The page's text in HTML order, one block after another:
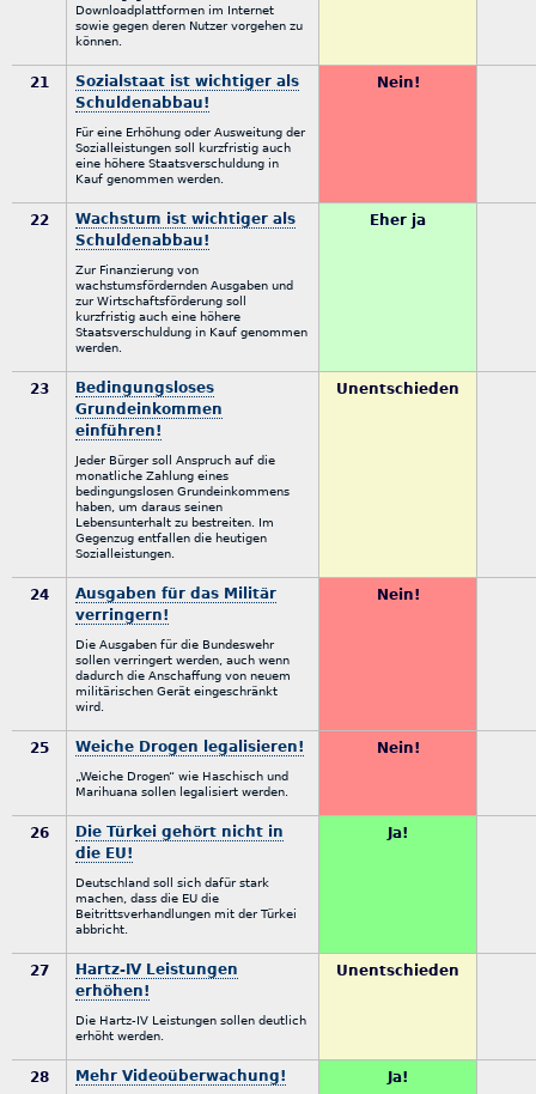
Downloadplattformen im Internet
sowie gegen deren Nutzer vorgehen zu
können.
21
Sozialstaat ist wichtiger als
Schuldenabbau!
Für eine Erhöhung oder Ausweitung der
Sozialleistungen soll kurzfristig auch
eine höhere Staatsverschuldung in
Kauf genommen werden.
Nein!
22
Wachstum ist wichtiger als
Schuldenabbau!
Zur Finanzierung von
wachstumsfördernden Ausgaben und
zur Wirtschaftsförderung soll
kurzfristig auch eine höhere
Staatsverschuldung in Kauf genommen
werden.
Eher ja
23
Bedingungsloses
Grundeinkommen
einführen!
Jeder Bürger soll Anspruch auf die
monatliche Zahlung eines
bedingungslosen Grundeinkommens
haben, um daraus seinen
Lebensunterhalt zu bestreiten. Im
Gegenzug entfallen die heutigen
Sozialleistungen.
Unentschieden
24
Ausgaben für das Militär
verringern!
Die Ausgaben für die Bundeswehr
sollen verringert werden, auch wenn
dadurch die Anschaffung von neuem
militärischen Gerät eingeschränkt
wird.
Nein!
25 Weiche Drogen legalisieren!
„Weiche Drogen“ wie Haschisch und
Marihuana sollen legalisiert werden.
Nein!
26
Die Türkei gehört nicht in
die EU!
Deutschland soll sich dafür stark
machen, dass die EU die
Beitrittsverhandlungen mit der Türkei
abbricht.
Ja!
27
Hartz-IV Leistungen
erhöhen!
Die Hartz-IV Leistungen sollen deutlich
erhöht werden.
Unentschieden
28 Mehr Videoüberwachung! Ja!